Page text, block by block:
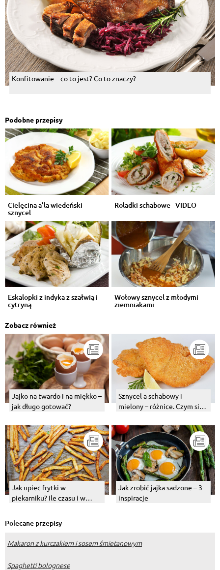
Konfitowanie – co to jest? Co to znaczy?
Podobne przepisy
Cielęcina a’la wiedeński
sznycel
Roladki schabowe - VIDEO
Eskalopki z indyka z szałwią i
cytryną
Wołowy sznycel z młodymi
ziemniakami
Zobacz również
Jajko na twardo i na miękko –
jak długo gotować?
Sznycel a schabowy i
mielony – różnice. Czym się
Jak upiec frytki w
piekarniku? Ile czasu i w
Jak zrobić jajka sadzone – 3
inspiracje
Polecane przepisy
Makaron z kurczakiem i sosem śmietanowym
Spaghetti bolognese